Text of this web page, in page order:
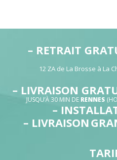
– RETRAIT
12 ZA de La Brosse à La
– LIVRAISON
JUSQU’À 30 MIN DE RENNES
–
– LIVRAISON